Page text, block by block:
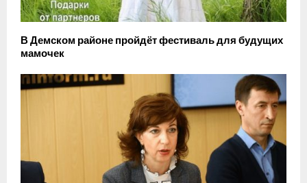
В Демском районе пройдёт фестиваль для будущих
мамочек